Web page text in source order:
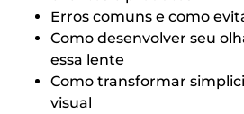
Erros comuns e como
Como desenvolver seu
essa lente
Como transformar
visual